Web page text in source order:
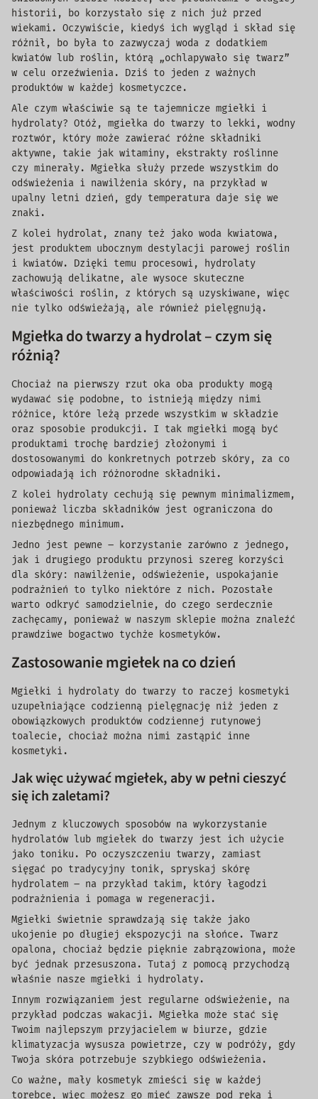
historii, bo korzystało się z nich już przed
wiekami. Oczywiście, kiedyś ich wygląd i skład się
różnił, bo była to zazwyczaj woda z dodatkiem
kwiatów lub roślin, którą „ochlapywało się twarz”
w celu orzeźwienia. Dziś to jeden z ważnych
produktów w każdej kosmetyczce.
Ale czym właściwie są te tajemnicze mgiełki i
hydrolaty? Otóż, mgiełka do twarzy to lekki, wodny
roztwór, który może zawierać różne składniki
aktywne, takie jak witaminy, ekstrakty roślinne
czy minerały. Mgiełka służy przede wszystkim do
odświeżenia i nawilżenia skóry, na przykład w
upalny letni dzień, gdy temperatura daje się we
znaki.
Z kolei hydrolat, znany też jako woda kwiatowa,
jest produktem ubocznym destylacji parowej roślin
i kwiatów. Dzięki temu procesowi, hydrolaty
zachowują delikatne, ale wysoce skuteczne
właściwości roślin, z których są uzyskiwane, więc
nie tylko odświeżają, ale również pielęgnują.
Mgiełka do twarzy a hydrolat – czym się
różnią?
Chociaż na pierwszy rzut oka oba produkty mogą
wydawać się podobne, to istnieją między nimi
różnice, które leżą przede wszystkim w składzie
oraz sposobie produkcji. I tak mgiełki mogą być
produktami trochę bardziej złożonymi i
dostosowanymi do konkretnych potrzeb skóry, za co
odpowiadają ich różnorodne składniki.
Z kolei hydrolaty cechują się pewnym minimalizmem,
ponieważ liczba składników jest ograniczona do
niezbędnego minimum.
Jedno jest pewne – korzystanie zarówno z jednego,
jak i drugiego produktu przynosi szereg korzyści
dla skóry: nawilżenie, odświeżenie, uspokajanie
podrażnień to tylko niektóre z nich. Pozostałe
warto odkryć samodzielnie, do czego serdecznie
zachęcamy, ponieważ w naszym sklepie można znaleźć
prawdziwe bogactwo tychże kosmetyków.
Zastosowanie mgiełek na co dzień
Mgiełki i hydrolaty do twarzy to raczej kosmetyki
uzupełniające codzienną pielęgnację niż jeden z
obowiązkowych produktów codziennej rutynowej
toalecie, chociaż można nimi zastąpić inne
kosmetyki.
Jak więc używać mgiełek, aby w pełni cieszyć
się ich zaletami?
Jednym z kluczowych sposobów na wykorzystanie
hydrolatów lub mgiełek do twarzy jest ich użycie
jako toniku. Po oczyszczeniu twarzy, zamiast
sięgać po tradycyjny tonik, spryskaj skórę
hydrolatem – na przykład takim, który łagodzi
podrażnienia i pomaga w regeneracji.
Mgiełki świetnie sprawdzają się także jako
ukojenie po długiej ekspozycji na słońce. Twarz
opalona, chociaż będzie pięknie zabrązowiona, może
być jednak przesuszona. Tutaj z pomocą przychodzą
właśnie nasze mgiełki i hydrolaty.
Innym rozwiązaniem jest regularne odświeżenie, na
przykład podczas wakacji. Mgiełka może stać się
Twoim najlepszym przyjacielem w biurze, gdzie
klimatyzacja wysusza powietrze, czy w podróży, gdy
Twoja skóra potrzebuje szybkiego odświeżenia.
Co ważne, mały kosmetyk zmieści się w każdej
torebce, więc możesz go mieć zawsze pod ręką i